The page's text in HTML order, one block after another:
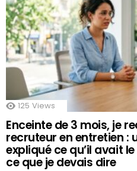
125 Views
Enceinte de 3 mois, je
recruteur en entretien :
expliqué ce qu’il avait
ce que je devais dire